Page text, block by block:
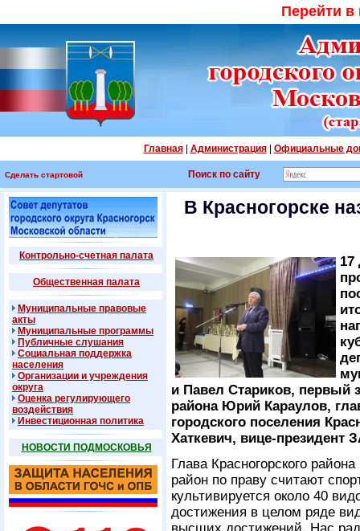
Перейти
Главная| Администрация| Официальные
Сделать стартовой Поиск по сайту
Контрольно-счетная палата
Общественная палата
Муниципальные правовые
акты
Муниципальные программы
Публичные слушания
Социальная поддержка
населения
Организации и учреждения
округа
Оценка регулирующего
воздействия
Инвестиционная политика
НОВОСТИ ПОДМОСКОВЬЯ
В Красногорске
17
и Павел Стариков, первый
района Юрий Караулов,
городского поселения
Хаткевич, вице-президент
Глава Красногорского
район по праву считают
культивируется около 40
достижения в целом ряде